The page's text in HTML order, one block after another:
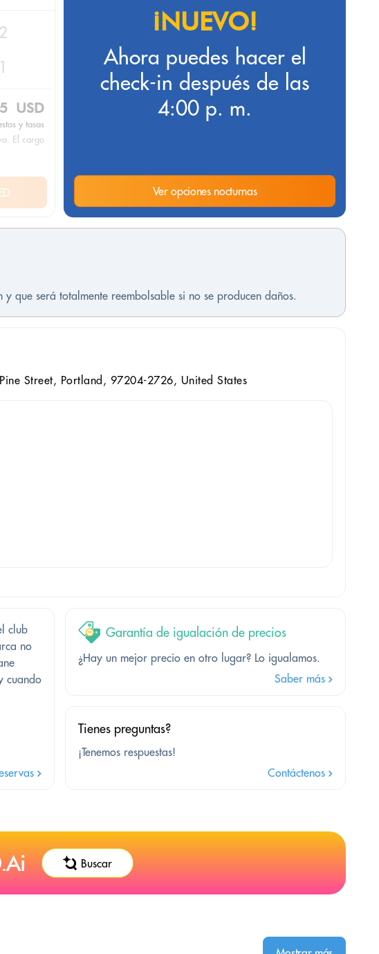
USD
y tasas
El cargo
¡NUEVO!
Ahora puedes hacer el
check-in después de las
4:00 p. m.
Ver opciones nocturnas
que será totalmente reembolsable si no se producen daños.
Street, Portland, 97204-2726, United States
club
no
cuando
Garantía de igualación de precios
¿Hay un mejor precio en otro lugar? Lo igualamos.
Saber más
Tienes preguntas?
¡Tenemos respuestas!
Contáctenos
Buscar